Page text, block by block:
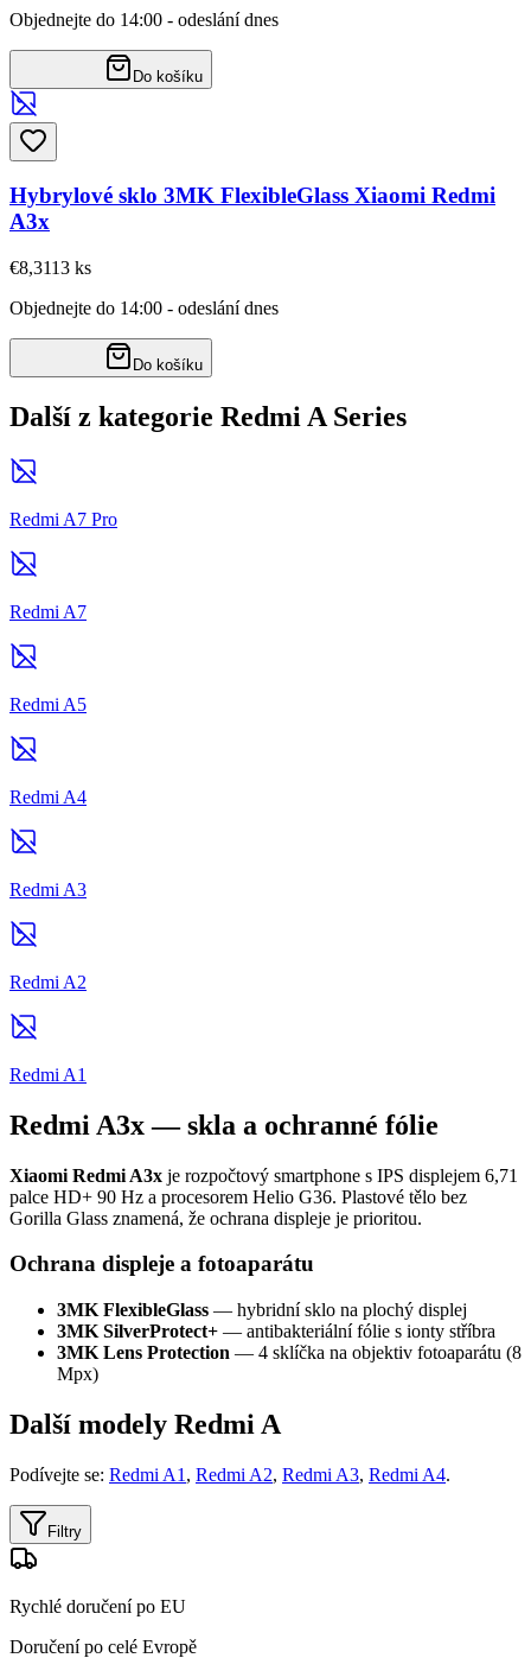
Objednejte do 14:00 - odeslání dnes
Do košíku
Hybrylové sklo 3MK FlexibleGlass Xiaomi Redmi
A3x
€8,3113 ks
Objednejte do 14:00 - odeslání dnes
Do košíku
Další z kategorie Redmi A Series
Redmi A7 Pro
Redmi A7
Redmi A5
Redmi A4
Redmi A3
Redmi A2
Redmi A1
Redmi A3x — skla a ochranné fólie
Xiaomi Redmi A3x je rozpočtový smartphone s IPS displejem 6,71
palce HD+ 90 Hz a procesorem Helio G36. Plastové tělo bez
Gorilla Glass znamená, že ochrana displeje je prioritou.
Ochrana displeje a fotoaparátu
3MK FlexibleGlass — hybridní sklo na plochý displej
3MK SilverProtect+ — antibakteriální fólie s ionty stříbra
3MK Lens Protection — 4 sklíčka na objektiv fotoaparátu (8
Mpx)
Další modely Redmi A
Podívejte se: Redmi A1 , Redmi A2, Redmi A3, Redmi A4.
Filtry
Rychlé doručení po EU
Doručení po celé Evropě